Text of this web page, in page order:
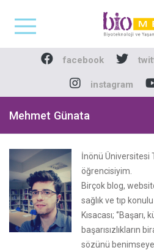
Biomedya
facebook
instagram
Mehmet Günata
İnönü Üniversitesi
öğrencisiyim.
Birçok blog,
sağlık ve tıp
Kısacası;
başarısızlıkların
sözünü